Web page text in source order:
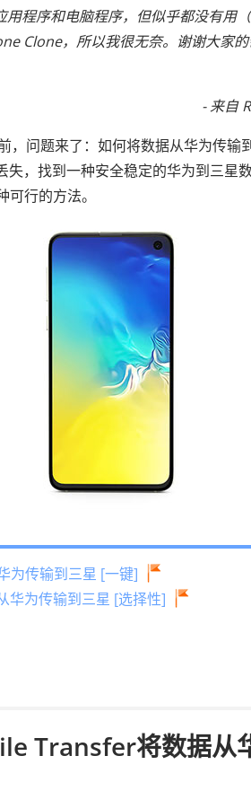
程序和电脑程序，但似乎都没有用
Clone，所以我很无奈。谢谢大家
- 来自
，问题来了：如何将数据从华为传输
，找到一种安全稳定的华为到三星
行的方法。
为传输到三星 [一键]
为传输到三星 [选择性]
Transfer将数据从